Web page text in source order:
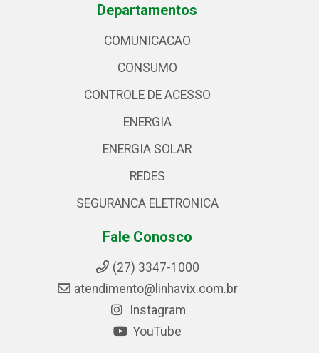
Departamentos
COMUNICACAO
CONSUMO
CONTROLE DE ACESSO
ENERGIA
ENERGIA SOLAR
REDES
SEGURANCA ELETRONICA
Fale Conosco
(27) 3347-1000
atendimento@linhavix.com.br
Instagram
YouTube